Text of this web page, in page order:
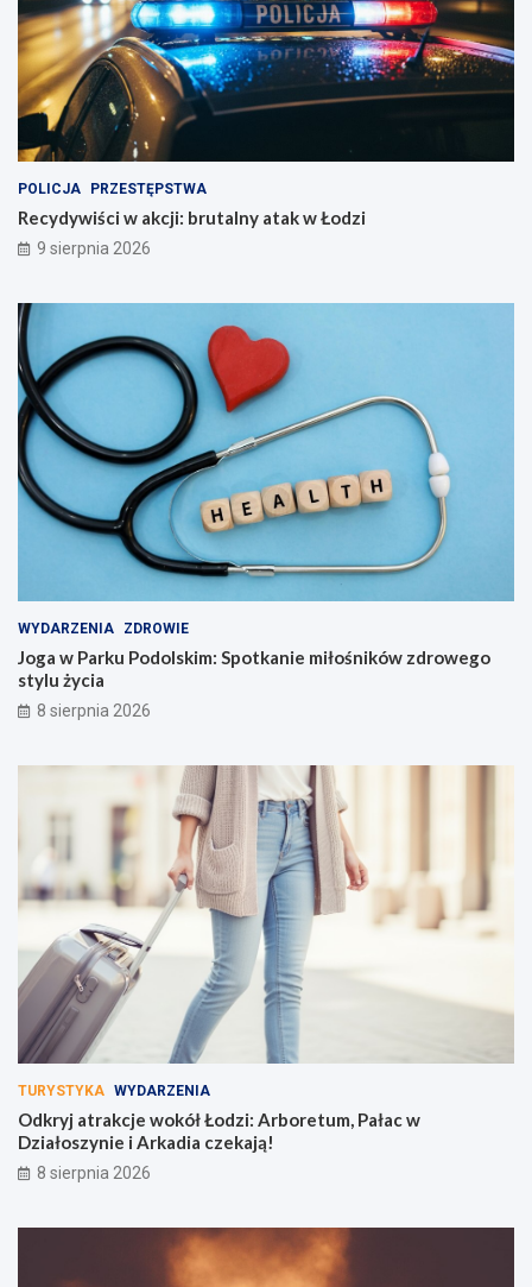
POLICJA PRZESTĘPSTWA
Recydywiści w akcji: brutalny atak w Łodzi
9 sierpnia 2026
WYDARZENIA ZDROWIE
Joga w Parku Podolskim: Spotkanie miłośników zdrowego
stylu życia
8 sierpnia 2026
TURYSTYKA WYDARZENIA
Odkryj atrakcje wokół Łodzi: Arboretum, Pałac w
Działoszynie i Arkadia czekają!
8 sierpnia 2026